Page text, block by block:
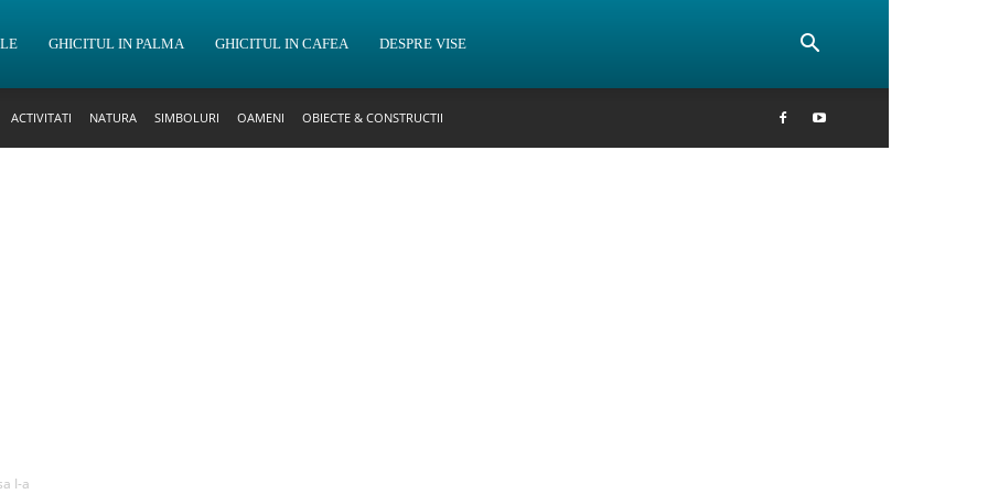
GHICITUL IN PALMA GHICITUL IN CAFEA DESPRE VISE
ACTIVITATI NATURA SIMBOLURI OAMENI OBIECTE & CONSTRUCTII
I-a